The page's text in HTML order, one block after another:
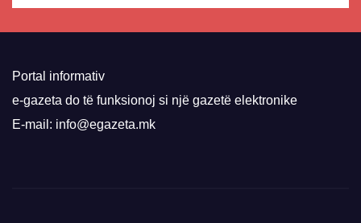
Portal informativ
e-gazeta do të funksionoj si një gazetë elektronike
E-mail: info@egazeta.mk